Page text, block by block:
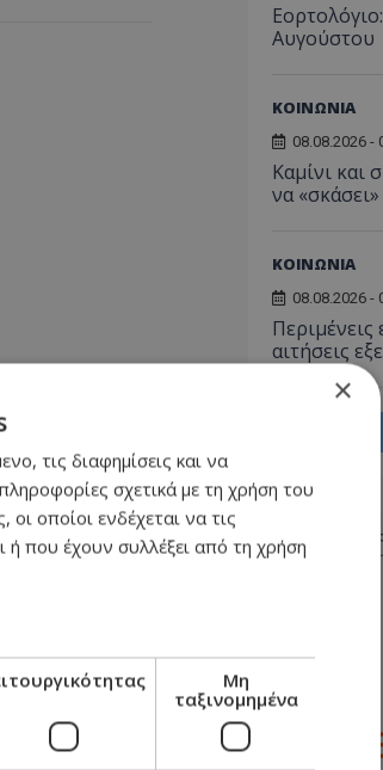
το άρθρο
Αυγούστου
ΚΟΙΝΩΝΙΑ
08.08.2026 -
Καμίνι και
να
ΚΟΙΝΩΝΙΑ
08.08.2026 -
αιτήσεις
×
τις διαφημίσεις και να
σχετικά με τη χρήση του
οποίοι ενδέχεται να τις
που έχουν συλλέξει από τη χρήση
Μη
ταξινομημένα